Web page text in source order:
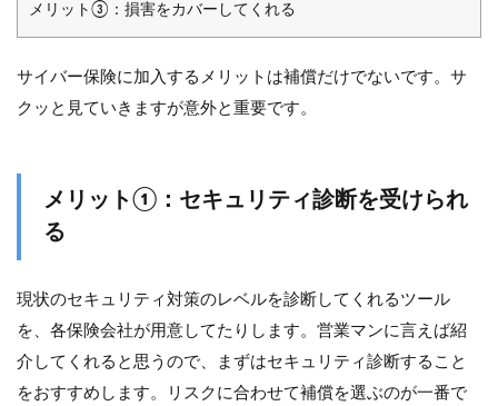
メリット③：損害をカバーしてくれる
サイバー保険に加入するメリットは補償だけでないです。サ
クッと見ていきますが意外と重要です。
メリット①：セキュリティ診断を受けられ
る
現状のセキュリティ対策のレベルを診断してくれるツール
を、各保険会社が用意してたりします。営業マンに言えば紹
介してくれると思うので、まずはセキュリティ診断すること
をおすすめします。リスクに合わせて補償を選ぶのが一番で